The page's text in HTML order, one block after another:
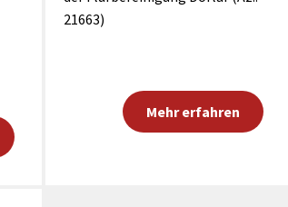
21663)
Mehr erfahren